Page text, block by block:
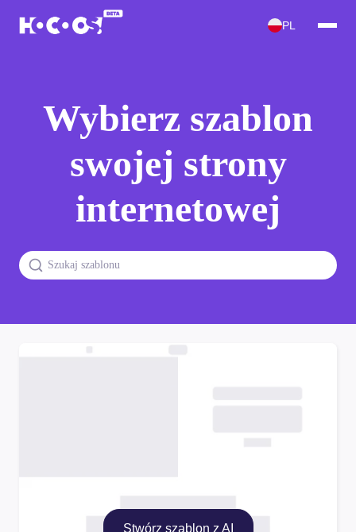
PL
Wybierz szablon
swojej strony
internetowej
Stwórz szablon z AI